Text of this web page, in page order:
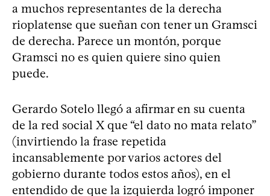
a muchos representantes de la derecha
rioplatense que sueñan con tener un Gramsci
de derecha. Parece un montón, porque
Gramsci no es quien quiere sino quien
puede.
Gerardo Sotelo llegó a afirmar en su cuenta
de la red social X que “el dato no mata relato”
(invirtiendo la frase repetida
incansablemente por varios actores del
gobierno durante todos estos años), en el
entendido de que la izquierda logró imponer